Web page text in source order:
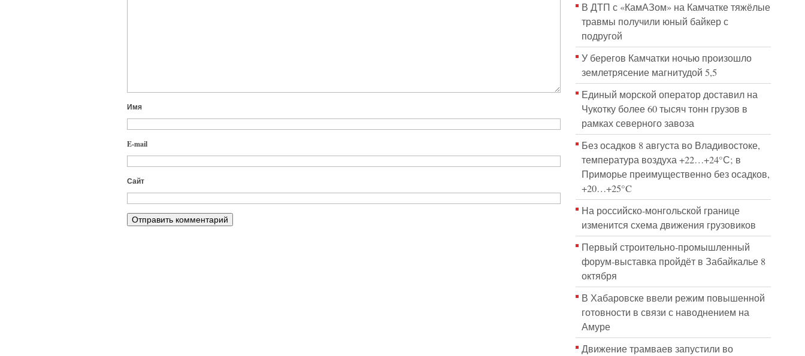
Имя
E-mail
Сайт
В ДТП с «КамАЗом» на Камчатке тяжёлые
травмы получили юный байкер с
подругой
У берегов Камчатки ночью произошло
землетрясение магнитудой 5,5
Единый морской оператор доставил на
Чукотку более 60 тысяч тонн грузов в
рамках северного завоза
Без осадков 8 августа во Владивостоке,
температура воздуха +22…+24°С; в
Приморье преимущественно без осадков,
+20…+25°C
На российско‑монгольской границе
изменится схема движения грузовиков
Первый строительно‑промышленный
форум‑выставка пройдёт в Забайкалье 8
октября
В Хабаровске ввели режим повышенной
готовности в связи с наводнением на
Амуре
Движение трамваев запустили во